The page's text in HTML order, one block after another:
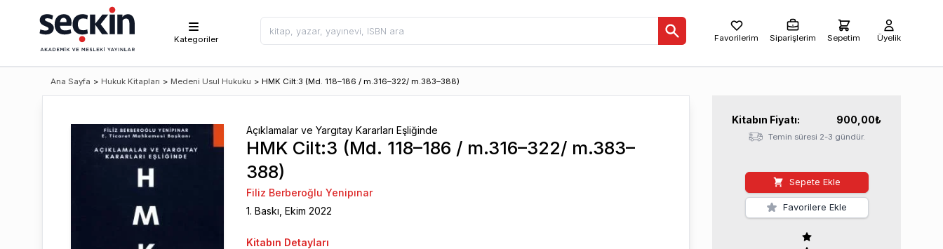
Kategoriler Favorilerim Siparişlerim Sepetim Üyelik
Ana Sayfa > Hukuk Kitapları > Medeni Usul Hukuku > HMK Cilt:3 (Md. 118–186 / m.316–322/ m.383–388)
Açıklamalar ve Yargıtay Kararları Eşliğinde
HMK Cilt:3 (Md. 118–186 / m.316–322/ m.383–
388)
Filiz Berberoğlu Yenipınar
1. Baskı, Ekim 2022
Kitabın Detayları
Kitabın Fiyatı: 900,00₺
Temin süresi 2-3 gündür.
Sepete Ekle
Favorilere Ekle